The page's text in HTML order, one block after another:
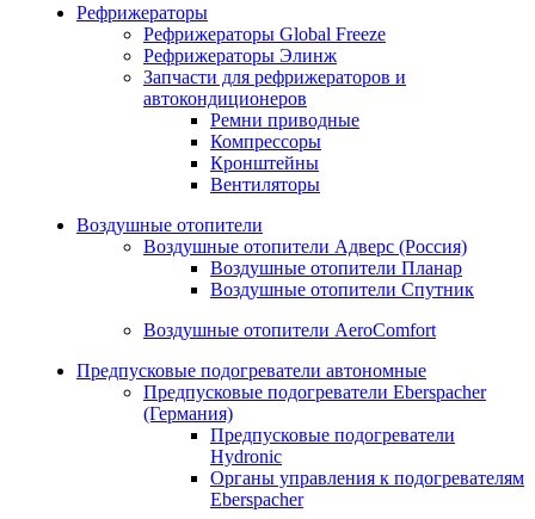
Рефрижераторы
Рефрижераторы Global Freeze
Рефрижераторы Элинж
Запчасти для рефрижераторов и
автокондиционеров
Ремни приводные
Компрессоры
Кронштейны
Вентиляторы
Воздушные отопители
Воздушные отопители Адверс (Россия)
Воздушные отопители Планар
Воздушные отопители Спутник
Воздушные отопители AeroComfort
Предпусковые подогреватели автономные
Предпусковые подогреватели Eberspacher
(Германия)
Предпусковые подогреватели
Hydronic
Органы управления к подогревателям
Eberspacher